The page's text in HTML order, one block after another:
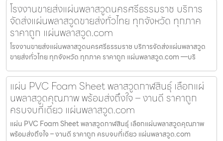
โรงงานขายส่งแผ่นพลาสวูดนครศรีธรรมราช บริการ
จัดส่งแผ่นพลาสวูดขายส่งทั่วไทย ทุกจังหวัด ทุกภาค
ราคาถูก แผ่นพลาสวูด.com
โรงงานขายส่งแผ่นพลาสวูดนครศรีธรรมราช บริการจัดส่งแผ่นพลาสวูด
ขายส่งทั่วไทย ทุกจังหวัด ทุกภาค ราคาถูก แผ่นพลาสวูด.com —บริ
แผ่น PVC Foam Sheet พลาสวูดกาฬสินธุ์ เลือกแผ่
นพลาสวูดคุณภาพ พร้อมส่งถึงใจ – งานดี ราคาถูก
ครบจบที่เดียว แผ่นพลาสวูด.com
แผ่น PVC Foam Sheet พลาสวูดกาฬสินธุ์ เลือกแผ่นพลาสวูดคุณภาพ
พร้อมส่งถึงใจ – งานดี ราคาถูก ครบจบที่เดียว แผ่นพลาสวูด.com